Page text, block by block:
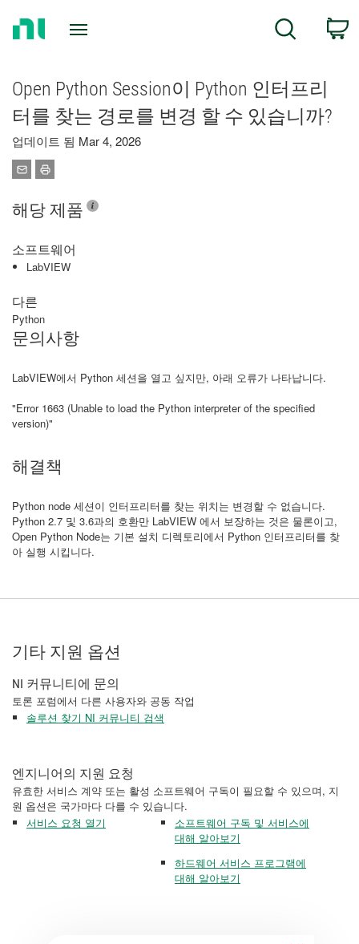
Search
Open Python Session이 Python 인터프리
터를 찾는 경로를 변경 할 수 있습니까?
업데이트 됨 Mar 4, 2026
해당 제품
소프트웨어
LabVIEW
다른
Python
문의사항
LabVIEW에서 Python 세션을 열고 싶지만, 아래 오류가 나타납니다.
"Error 1663 (Unable to load the Python interpreter of the specified
version)"
해결책
Python node 세션이 인터프리터를 찾는 위치는 변경할 수 없습니다.
Python 2.7 및 3.6과의 호환만 LabVIEW 에서 보장하는 것은 물론이고,
Open Python Node는 기본 설치 디렉토리에서 Python 인터프리터를 찾
아 실행 시킵니다.
기타 지원 옵션
NI 커뮤니티에 문의
토론 포럼에서 다른 사용자와 공동 작업
솔루션 찾기 NI 커뮤니티 검색
엔지니어의 지원 요청
유효한 서비스 계약 또는 활성 소프트웨어 구독이 필요할 수 있으며, 지
원 옵션은 국가마다 다를 수 있습니다.
서비스 요청 열기
소프트웨어 구독 및 서비스에
대해 알아보기
하드웨어 서비스 프로그램에
대해 알아보기